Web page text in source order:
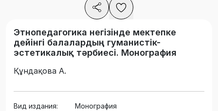
Этнопедагогика негізінде мектепке
дейінгі балалардың гуманистік-
эстетикалық тәрбиесі. Монография
Құндақова А.
Вид издания:
Монография